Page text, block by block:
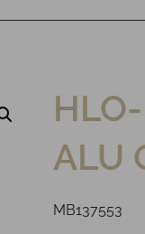
ALU
MB137553